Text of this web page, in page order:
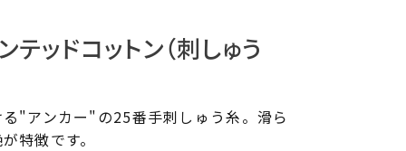
テッドコットン（刺しゅう
"アンカー"の25番手刺しゅう糸。滑ら
特徴です。